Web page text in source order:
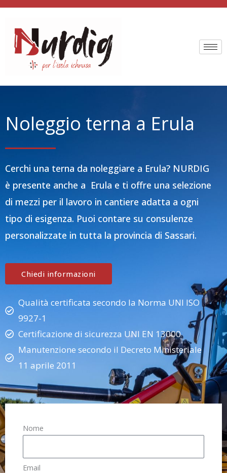
Vai
contenuto
Noleggio terna a Erula
Cerchi una terna da noleggiare a Erula? NURDIG
è presente anche a Erula e ti offre una selezione
di mezzi per il lavoro in cantiere adatta a ogni
tipo di esigenza. Puoi contare su consulenze
personalizzate in tutta la provincia di Sassari.
Chiedi informazioni
Qualità certificata secondo la Norma UNI ISO
9927-1
Certificazione di sicurezza UNI EN 13000
Manutenzione secondo il Decreto Ministeriale
11 aprile 2011
Nome
Email